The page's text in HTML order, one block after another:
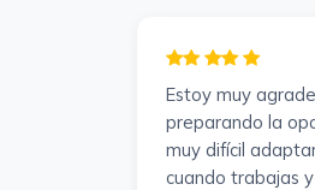
Estoy muy
preparando la
muy difícil
cuando trabajas